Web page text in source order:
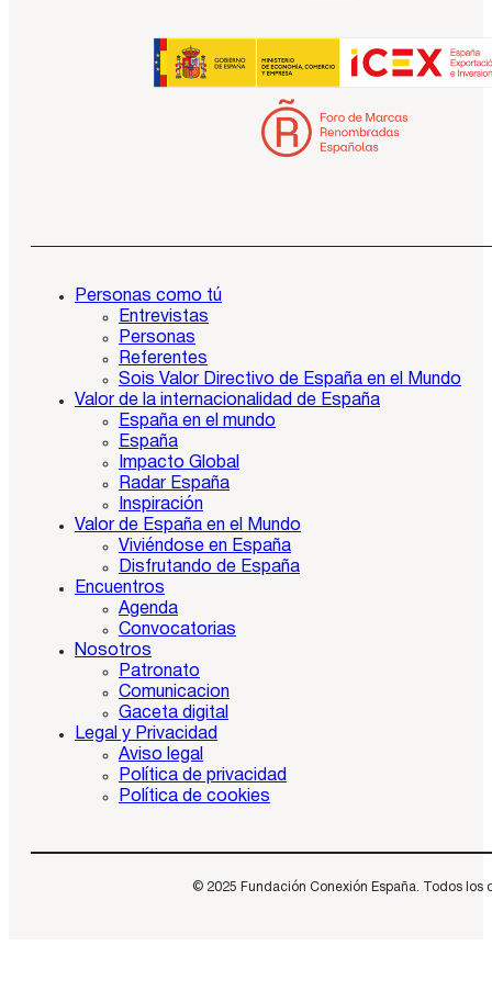
Personas como tú
Entrevistas
Personas
Referentes
Sois Valor Directivo de España en el Mundo
Valor de la internacionalidad de España
España en el mundo
España
Impacto Global
Radar España
Inspiración
Valor de España en el Mundo
Viviéndose en España
Disfrutando de España
Encuentros
Agenda
Convocatorias
Nosotros
Patronato
Comunicacion
Gaceta digital
Legal y Privacidad
Aviso legal
Política de privacidad
Política de cookies
© 2025 Fundación Conexión España. Todos los